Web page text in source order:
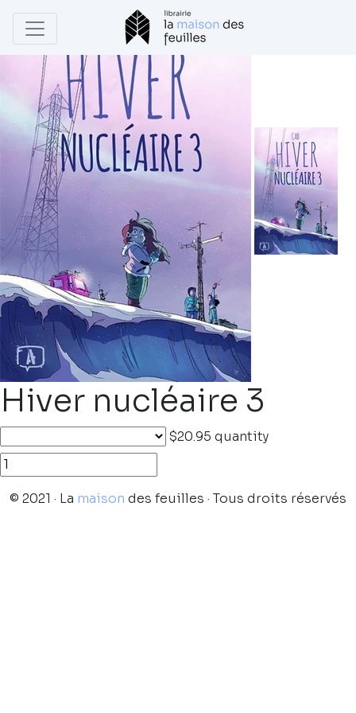
Hiver nucléaire 3
$20.95 quantity
© 2021 · La maison des feuilles · Tous droits réservés